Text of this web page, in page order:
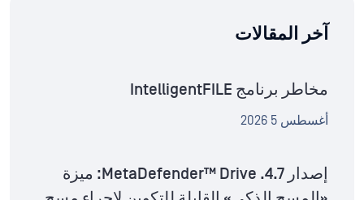
آخر المقالات
مخاطر برنامج IntelligentFILE
أغسطس 5 2026
إصدار MetaDefender™ Drive .4.7: ميزة